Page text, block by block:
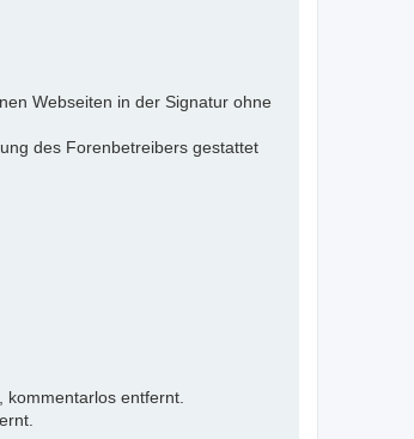
Webseiten in der Signatur ohne
des Forenbetreibers gestattet
entfernt.